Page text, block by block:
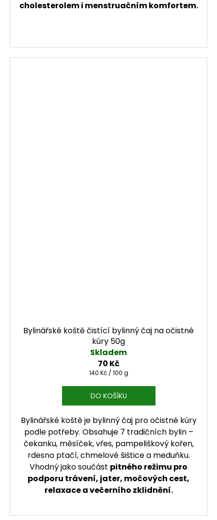
cholesterolem i menstruačním komfortem.
Bylinářské koště čistící bylinný čaj na očistné
kúry 50g
Skladem
70 Kč
Měrná cena:
140 Kč / 100 g
DO KOŠÍKU
Bylinářské koště je bylinný čaj pro očistné kúry
podle potřeby. Obsahuje 7 tradičních bylin –
čekanku, měsíček, vřes, pampeliškový kořen,
rdesno ptačí, chmelové šištice a meduňku.
Vhodný jako součást pitného režimu pro
podporu trávení, jater, močových cest,
relaxace a večerního zklidnění.